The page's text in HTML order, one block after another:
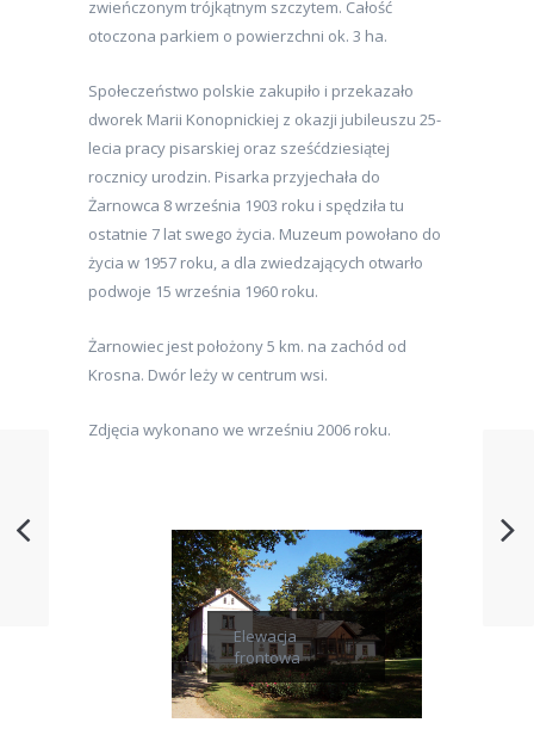
zwieńczonym trójkątnym szczytem. Całość
otoczona parkiem o powierzchni ok. 3 ha.
Społeczeństwo polskie zakupiło i przekazało
dworek Marii Konopnickiej z okazji jubileuszu 25-
lecia pracy pisarskiej oraz sześćdziesiątej
rocznicy urodzin. Pisarka przyjechała do
Żarnowca 8 września 1903 roku i spędziła tu
ostatnie 7 lat swego życia. Muzeum powołano do
życia w 1957 roku, a dla zwiedzających otwarło
podwoje 15 września 1960 roku.
Żarnowiec jest położony 5 km. na zachód od
Krosna. Dwór leży w centrum wsi.
Zdjęcia wykonano we wrześniu 2006 roku.
Elewacja
frontowa